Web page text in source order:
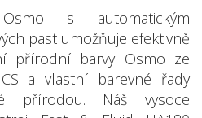
s automatickým
past umožňuje efektivně
přírodní barvy Osmo ze
a vlastní barevné řady
přírodou. Náš vysoce